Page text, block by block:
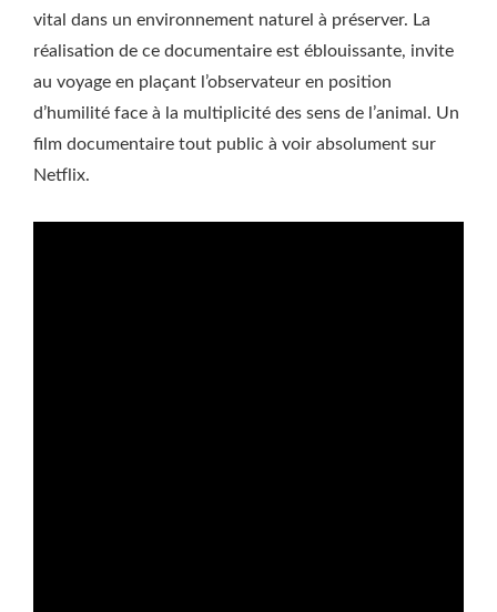
vital dans un environnement naturel à préserver. La
réalisation de ce documentaire est éblouissante, invite
au voyage en plaçant l’observateur en position
d’humilité face à la multiplicité des sens de l’animal. Un
film documentaire tout public à voir absolument sur
Netflix.